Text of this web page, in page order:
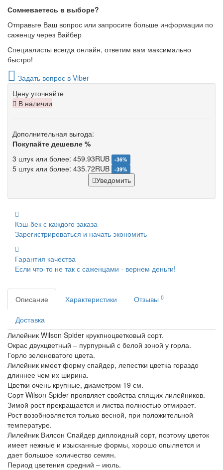
Сомневаетесь в выборе?
Отправьте Ваш вопрос или запросите больше информации по
саженцу через Вайбер
Специалисты всегда онлайн, ответим вам максимально
быстро!
Задать вопрос в Viber
Цену уточняйте
В наличии
Дополнительная выгода:
Покупайте дешевле %
3 штук или более: 459.93RUB
-36%
5 штук или более: 435.72RUB -39%
Уведомить
Кэш-бек с каждого заказа
Зарегистрироваться и начать экономить
Гарантия качества
Если что-то не так с саженцами - вернем деньги!
Описание Характеристики Отзывы 0
Доставка
Лилейник Wilson Spider крукпноцветковый сорт.
Окрас двухцветный – пурпурный с белой зоной у горла.
Горло зеленоватого цвета.
Лилейник имеет форму спайдер, лепестки цветка гораздо
длиннее чем их ширина.
Цветки очень крупные, диаметром 19 см.
Сорт Wilson Spider проявляет свойства спящих лилейников.
Зимой рост прекращается и листва полностью отмирает.
Рост возобновляется только весной, при положительной
температуре.
Лилейник Вилсон Спайдер диплоидный сорт, поэтому цветок
имеет нежные и изысканные формы, хорошо опыляется и
дает большое количество семян.
Период цветения средний – июль.